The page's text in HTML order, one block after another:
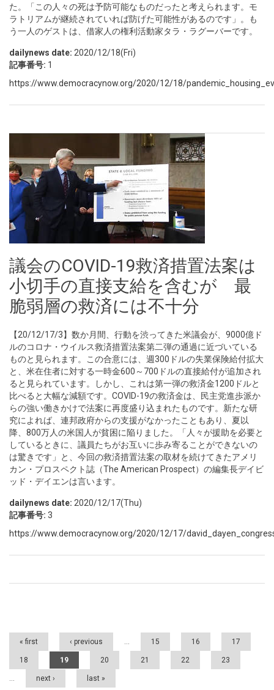
た。「この人々の死は予防可能なものだったと考えられます。モ
ラトリアムが継続されていれば防げた可能性があるのです」。も
う一人のゲストは、借家人の権利活動家タラ・ラグーバーです。
dailynews date: 2020/12/18(Fri)
記事番号: 1
https://www.democracynow.org/2020/12/18/
議会のCOVID-19救済措置法案は
小切手の直接支給を含むが 最
脆弱層の救済には不十分
【20/12/17/3】数か月間、行動を渋ってきた米議会が、9000億ド
ルのコロナ・ウイルス救済措置法案第二弾の通過に近づいている
ものと見られます。この合意には、週300ドルの失業保険給付拡大
と、米在住者に対する一時金600～700ドルの直接給付が追加され
ると見られています。しかし、これは第一弾の救済金1200ドルと
比べると大幅な減額です。COVID-19の救済金は、民主党進歩派か
らの強い働きかけで法案に再度盛り込まれたものです。新たな研
究によれば、連邦政府からの支援がなかったこともあり、夏以
降、800万人の米国人が貧困に陥りました。「人々が援助を必要と
しているときに、議員たちがお互いに歩み寄ることができないの
は驚きです」と、今回の救済措置法案の取材を続けてきたアメリ
カン・プロスペクト誌（The American Prospect）の編集長デイビ
ッド・デイエンは言います。
dailynews date: 2020/12/17(Thu)
記事番号: 3
https://www.democracynow.org/2020/12/17/
« first ‹ previous … 15 16 17
18 19 20 21 22 23
… next › last »